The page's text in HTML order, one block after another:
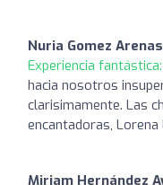
Nuria Gomez Arenas
Experiencia fantástica:
hacia nosotros
clarisimamente. Las
encantadoras, Lorena
Miriam Hernández